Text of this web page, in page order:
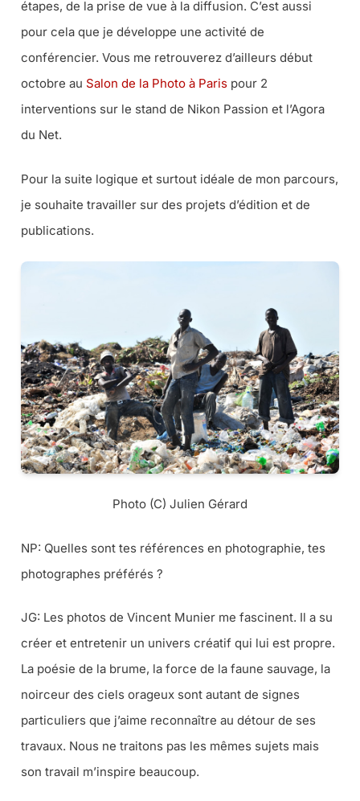
étapes, de la prise de vue à la diffusion. C’est aussi
pour cela que je développe une activité de
conférencier. Vous me retrouverez d’ailleurs début
octobre au Salon de la Photo à Paris pour 2
interventions sur le stand de Nikon Passion et l’Agora
du Net.
Pour la suite logique et surtout idéale de mon parcours,
je souhaite travailler sur des projets d’édition et de
publications.
Photo (C) Julien Gérard
NP: Quelles sont tes références en photographie, tes
photographes préférés ?
JG: Les photos de Vincent Munier me fascinent. Il a su
créer et entretenir un univers créatif qui lui est propre.
La poésie de la brume, la force de la faune sauvage, la
noirceur des ciels orageux sont autant de signes
particuliers que j’aime reconnaître au détour de ses
travaux. Nous ne traitons pas les mêmes sujets mais
son travail m’inspire beaucoup.